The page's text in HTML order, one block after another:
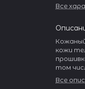
Все
кожи
том
Все